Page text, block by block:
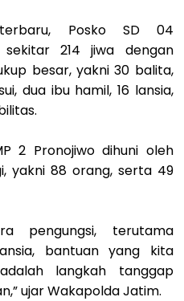
Posko SD 04
sekitar 214 jiwa dengan
besar, yakni 30 balita,
dua ibu hamil, 16 lansia,
2 Pronojiwo dihuni oleh
yakni 88 orang, serta 49
pengungsi, terutama
bantuan yang kita
langkah tanggap
ujar Wakapolda Jatim.